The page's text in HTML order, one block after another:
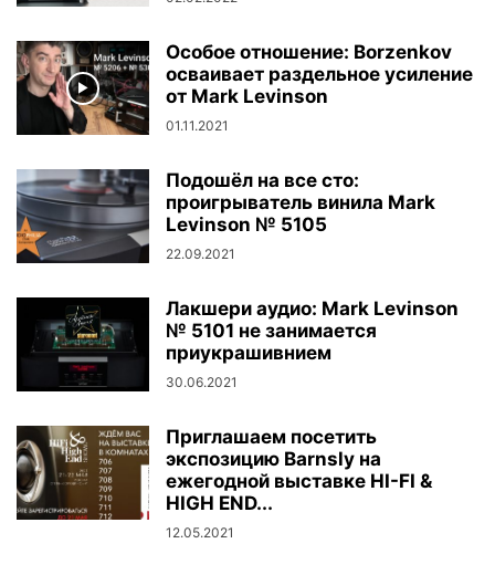
Особое отношение: Borzenkov
осваивает раздельное усиление
от Mark Levinson
01.11.2021
Подошёл на все сто:
проигрыватель винила Mark
Levinson № 5105
22.09.2021
Лакшери аудио: Mark Levinson
№ 5101 не занимается
приукрашивнием
30.06.2021
Приглашаем посетить
экспозицию Barnsly на
ежегодной выставке HI-FI &
HIGH END...
12.05.2021